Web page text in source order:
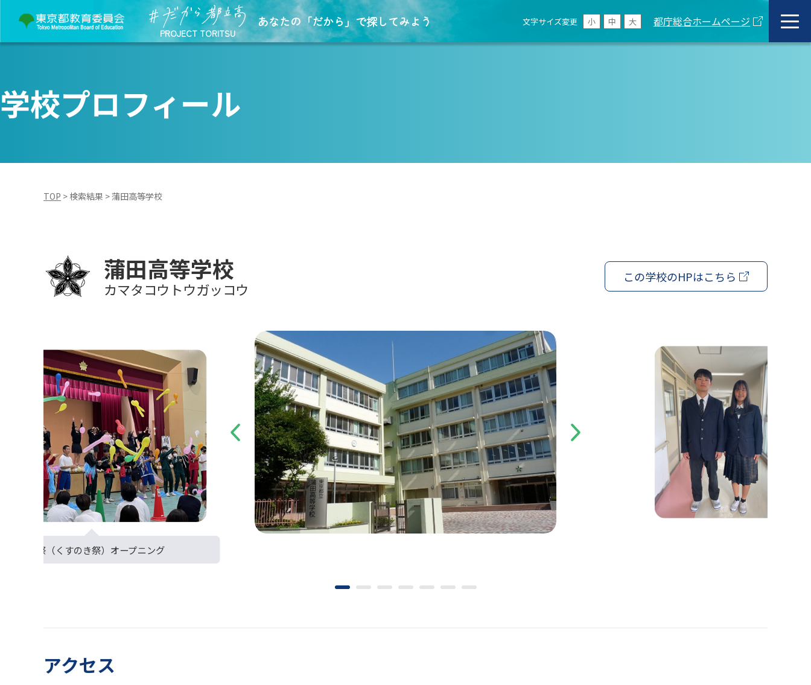
PROJECT TORITSU
あなたの「だから」で探してみよう 文字サイズ変更 小 中 大 都庁総合ホームページ
学校プロフィール
TOP > 検索結果 >蒲田高等学校
蒲田高等学校
カマタコウトウガッコウ
この学校のHPはこちら
Previous
文化祭（くすのき祭）オープニング
Next
アクセス